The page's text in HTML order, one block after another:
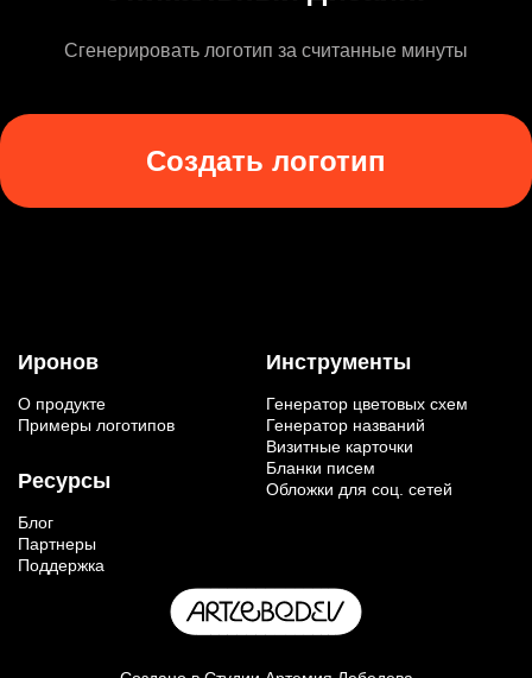
Сгенерировать логотип за считанные минуты
Создать логотип
Иронов
О продукте
Примеры логотипов
Ресурсы
Блог
Партнеры
Поддержка
Инструменты
Генератор цветовых схем
Генератор названий
Визитные карточки
Бланки писем
Обложки для соц. сетей